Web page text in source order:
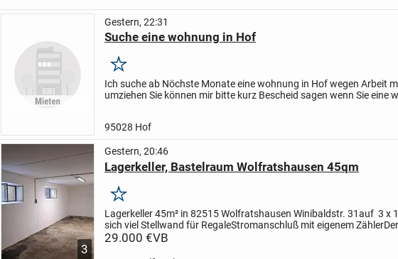
Gestern, 22:31
Suche eine wohnung in Hof
Merken
Ich suche ab Nöchste Monate eine wohnung in Hof wegen Arbeit
umziehen Sie können mir bitte kurz Bescheid sagen wenn Sie eine
95028 Hof
3
Gestern, 20:46
Lagerkeller, Bastelraum Wolfratshausen 45qm
Merken
Lagerkeller 45m² in 82515 Wolfratshausen Winibaldstr. 31auf 3 x
sich viel Stellwand für RegaleStromanschluß mit eigenem Zähler
2 Fenster, Zufahrt über die Tiefgarage (190m)...
29.000 €VB